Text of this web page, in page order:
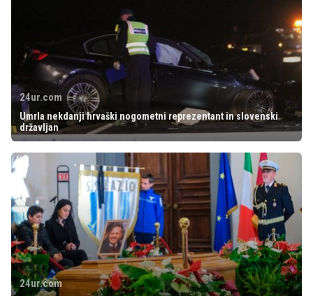
24ur.com
Umrla nekdanji hrvaški nogometni reprezentant in slovenski
državljan
24ur.com